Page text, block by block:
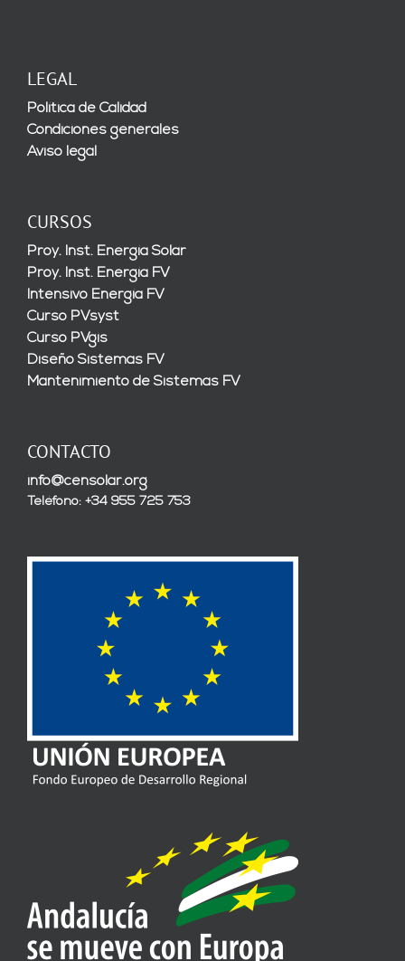
LEGAL
Política de Calidad
Condiciones generales
Aviso legal
CURSOS
Proy. Inst. Energía Solar
Proy. Inst. Energía FV
Intensivo Energía FV
Curso PVsyst
Curso PVgis
Diseño Sistemas FV
Mantenimiento de Sistemas FV
CONTACTO
info@censolar.org
Teléfono: +34 955 725 753